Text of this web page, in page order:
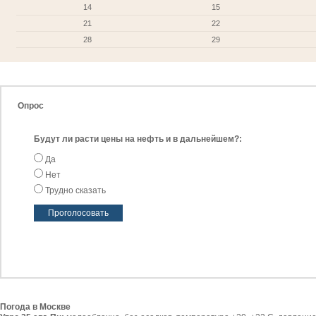
14
15
21
22
28
29
Опрос
Будут ли расти цены на нефть и в дальнейшем?:
Да
Нет
Трудно сказать
Погода в Москве